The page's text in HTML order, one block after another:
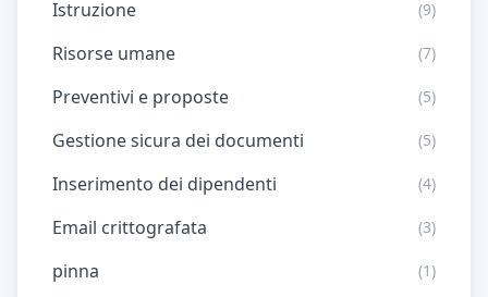
Istruzione (9)
Risorse umane (7)
Preventivi e proposte (5)
Gestione sicura dei documenti (5)
Inserimento dei dipendenti (4)
Email crittografata (3)
pinna (1)